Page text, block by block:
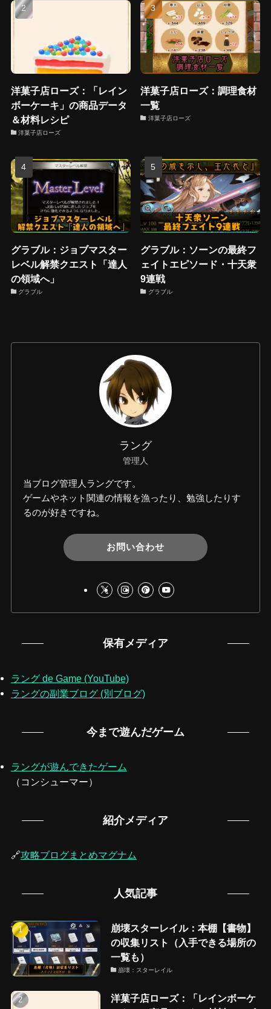
洋菓子店ローズ：「レイン
ボーケーキ」の商品データ
＆材料レシピ
洋菓子店ローズ
洋菓子店ローズ：調理食材
一覧
洋菓子店ローズ
グラブル：ジョブマスター
レベル解禁クエスト「達人
の領域へ」
グラブル
グラブル：ソーンの最終フ
ェイトエピソード・十天衆
9連戦
グラブル
ラング
管理人
当ブログ管理人ラングです。
ゲームやネット関連の情報を漁ったり、勉強したりす
るのが好きですね。
お問い合わせ
保有メディア
ラング de Game (YouTube)
ラングの副業ブログ (別ブログ)
今まで遊んだゲーム
ラングが遊んできたゲーム
（コンシューマー）
紹介メディア
🔗攻略ブログまとめマグナム
人気記事
崩壊スターレイル：本棚【書物】
の収集リスト（入手できる場所の
一覧も）
崩壊：スターレイル
洋菓子店ローズ：「レインボーケ